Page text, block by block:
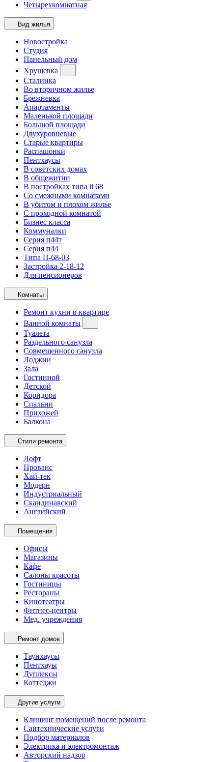
Четырехкомнатная
Вид жилья
Новостройка
Студия
Панельный дом
Хрущевка
Сталинка
Во вторичном жилье
Брежневка
Апартаменты
Маленькой площади
Большой площади
Двухуровневые
Старые квартиры
Распашонки
Пентхаусы
В советских домах
В общежитии
В постройках типа ii 68
Со смежными комнатами
В убитом и плохом жилье
С проходной комнатой
Бизнес класса
Коммуналки
Серия п44т
Серия п44
Типа П-68-03
Застройка 2-18-12
Для пенсионеров
Комнаты
Ремонт кухни в квартире
Ванной комнаты
Туалета
Раздельного санузла
Совмещенного санузла
Лоджии
Зала
Гостинной
Детской
Коридора
Спальни
Прихожей
Балкона
Стили ремонта
Лофт
Прованс
Хай-тек
Модерн
Индустриальный
Скандинавский
Английский
Помещения
Офисы
Магазины
Кафе
Салоны красоты
Гостиницы
Рестораны
Кинотеатры
Фитнес-центры
Мед. учреждения
Ремонт домов
Таунхаусы
Пентхауы
Дуплексы
Коттеджи
Другие услуги
Клининг помещений после ремонта
Сантехнические услуги
Подбор материалов
Электрика и электромонтаж
Авторский надзор